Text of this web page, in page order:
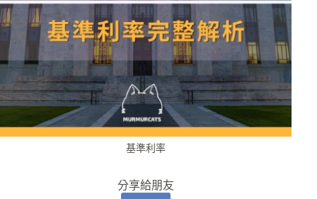
基準利率
分享給朋友